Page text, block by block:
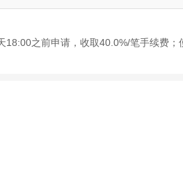
之前申请，收取40.0%/笔手续费